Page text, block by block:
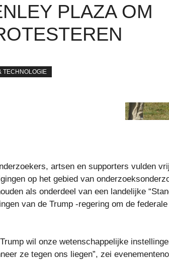
PLAZA OM
TECHNOLOGIE
artsen en supporters vulden
op het gebied van
als onderdeel van een landelijke
van de Trump -regering om de
wil onze wetenschappelijke
ze tegen ons liegen”, zei